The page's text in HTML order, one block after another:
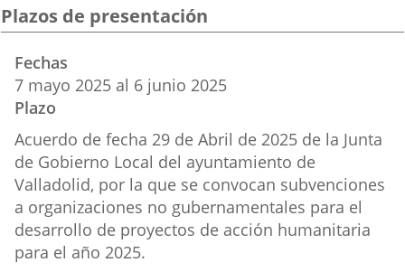
aplicaciónaplicación
Plazos de presentación
Fechas
7 mayo 2025 al 6 junio 2025
Plazo
Acuerdo de fecha 29 de Abril de 2025 de la Junta
de Gobierno Local del ayuntamiento de
Valladolid, por la que se convocan subvenciones
a organizaciones no gubernamentales para el
desarrollo de proyectos de acción humanitaria
para el año 2025.